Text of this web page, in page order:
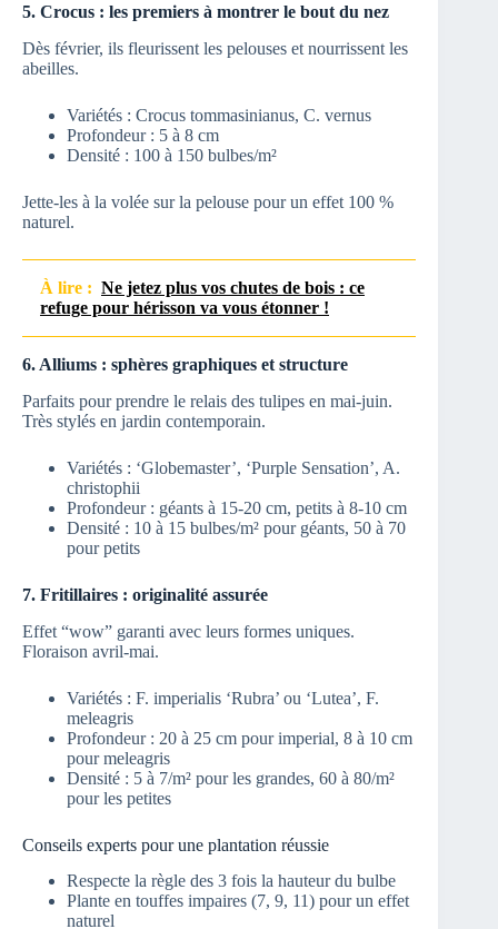
5. Crocus : les premiers à montrer le bout du nez
Dès février, ils fleurissent les pelouses et nourrissent les
abeilles.
Variétés : Crocus tommasinianus, C. vernus
Profondeur : 5 à 8 cm
Densité : 100 à 150 bulbes/m²
Jette-les à la volée sur la pelouse pour un effet 100 %
naturel.
À lire : Ne jetez plus vos chutes de bois : ce
refuge pour hérisson va vous étonner !
6. Alliums : sphères graphiques et structure
Parfaits pour prendre le relais des tulipes en mai-juin.
Très stylés en jardin contemporain.
Variétés : ‘Globemaster’, ‘Purple Sensation’, A.
christophii
Profondeur : géants à 15-20 cm, petits à 8-10 cm
Densité : 10 à 15 bulbes/m² pour géants, 50 à 70
pour petits
7. Fritillaires : originalité assurée
Effet “wow” garanti avec leurs formes uniques.
Floraison avril-mai.
Variétés : F. imperialis ‘Rubra’ ou ‘Lutea’, F.
meleagris
Profondeur : 20 à 25 cm pour imperial, 8 à 10 cm
pour meleagris
Densité : 5 à 7/m² pour les grandes, 60 à 80/m²
pour les petites
Conseils experts pour une plantation réussie
Respecte la règle des 3 fois la hauteur du bulbe
Plante en touffes impaires (7, 9, 11) pour un effet
naturel